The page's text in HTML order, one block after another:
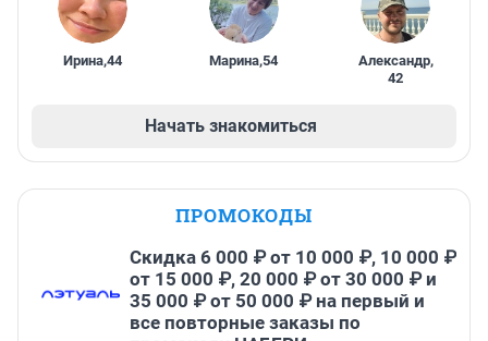
Ирина,44 Марина,54 Александр,
42
Начать знакомиться
ПРОМОКОДЫ
Скидка 6 000 ₽ от 10 000 ₽, 10 000 ₽
от 15 000 ₽, 20 000 ₽ от 30 000 ₽ и
35 000 ₽ от 50 000 ₽ на первый и
все повторные заказы по